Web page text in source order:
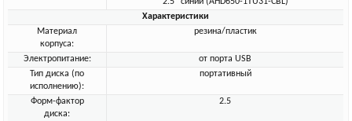
Характеристики
Материал
корпуса:
резина/пластик
Электропитание:
от порта USB
Тип диска (по
исполнению):
портативный
Форм-фактор
диска:
2.5